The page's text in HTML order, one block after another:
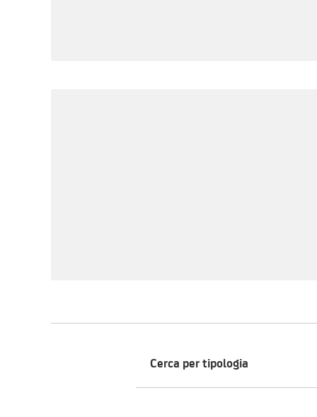
Cerca per tipologia